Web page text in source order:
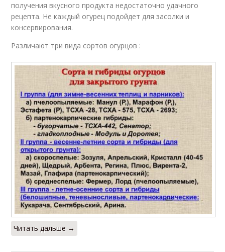
получения вкусного продукта недостаточно удачного
рецепта. Не каждый огурец подойдет для засолки и
консервирования.
Различают три вида сортов огурцов :
Читать дальше →